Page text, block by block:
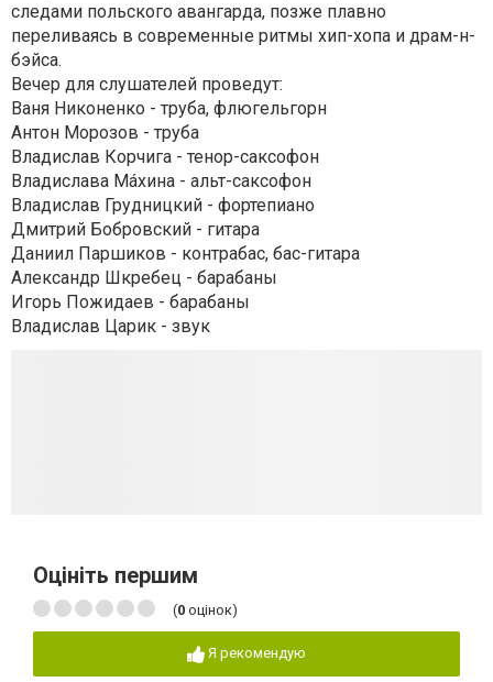
следами польского авангарда, позже плавно
переливаясь в современные ритмы хип-хопа и драм-н-
бэйса.
Вечер для слушателей проведут:
Ваня Никоненко - труба, флюгельгорн
Антон Морозов - труба
Владислав Корчига - тенор-саксофон
Владислава Мáхина - альт-саксофон
Владислав Грудницкий - фортепиано
Дмитрий Бобровский - гитара
Даниил Паршиков - контрабас, бас-гитара
Александр Шкребец - барабаны
Игорь Пожидаев - барабаны
Владислав Царик - звук
Оцініть першим
(0 оцінок)
Я рекомендую